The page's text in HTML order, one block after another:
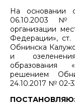
На основании
06.10.2003 №
организации
Федерации», ст.
Обнинска
и
образования
решением
24.10.2017 № 02-